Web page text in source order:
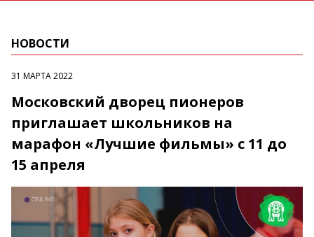
НОВОСТИ
31 МАРТА 2022
Московский дворец пионеров
приглашает школьников на
марафон «Лучшие фильмы» с 11 до
15 апреля